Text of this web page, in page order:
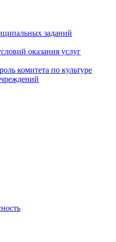
заданий
оказания услуг
комитета по культуре